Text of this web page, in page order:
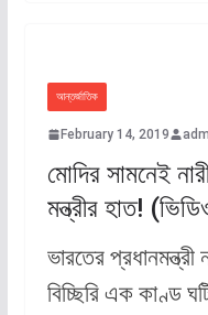
আন্তর্জাতিক
February 14, 2019
মোদির সামনেই
মন্ত্রীর হাত!
ভারতের
বিচ্ছিরি এক কাণ্ড